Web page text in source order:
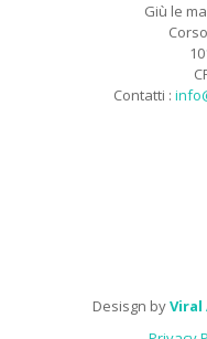
Giù le
Contatti :
Desisgn byViral